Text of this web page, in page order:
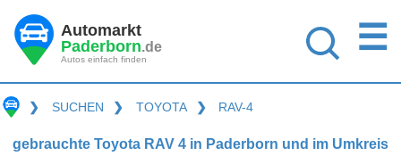
Automarkt
Paderborn.de
Autos einfach finden
☰
❯ SUCHEN ❯ TOYOTA ❯ RAV-4
gebrauchte Toyota RAV 4 in Paderborn und im Umkreis